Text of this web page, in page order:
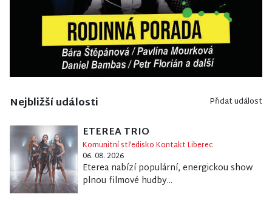
Nejbližší události Přidat událost
ETEREA TRIO
Komunitní středisko Kontakt Liberec
06. 08. 2026
Eterea nabízí populární, energickou show
plnou filmové hudby...